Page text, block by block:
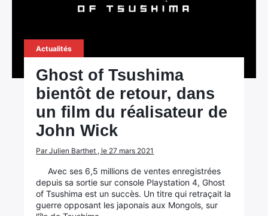
Actualités
Ghost of Tsushima
bientôt de retour, dans
un film du réalisateur de
John Wick
Par Julien Barthet , le 27 mars 2021
Avec ses 6,5 millions de ventes enregistrées
depuis sa sortie sur console Playstation 4, Ghost
of Tsushima est un succès. Un titre qui retraçait la
guerre opposant les japonais aux Mongols, sur